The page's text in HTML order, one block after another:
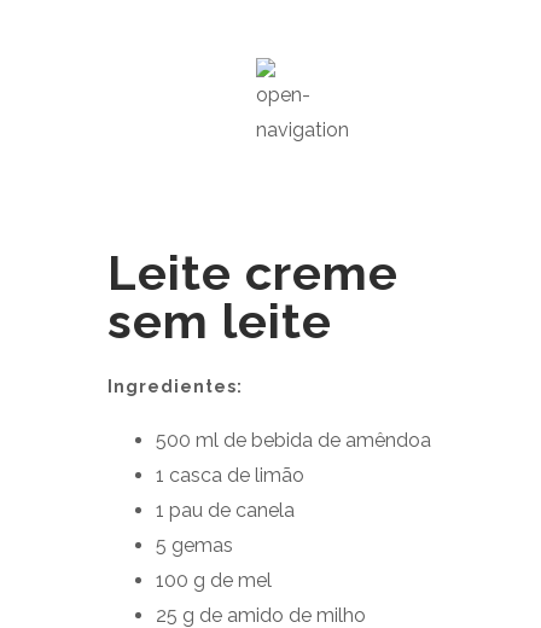
Leite creme
sem leite
Ingredientes:
500 ml de bebida de amêndoa
1 casca de limão
1 pau de canela
5 gemas
100 g de mel
25 g de amido de milho